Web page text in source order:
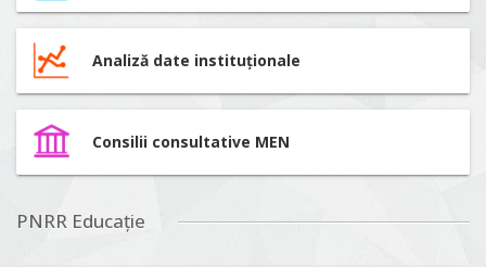
Analiză date instituționale
Consilii consultative MEN
PNRR Educație